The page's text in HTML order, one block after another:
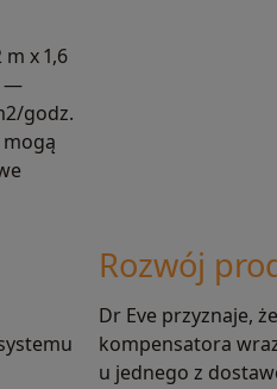
x 1,6
—
godz.
Rozwój
Dr Eve przyznaje,
kompensatora
u jednego z